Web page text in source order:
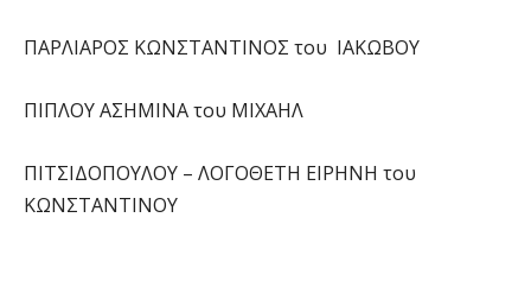
ΠΑΡΛΙΑΡΟΣ ΚΩΝΣΤΑΝΤΙΝΟΣ του ΙΑΚΩΒΟΥ
ΠΙΠΛΟΥ ΑΣΗΜΙΝΑ του ΜΙΧΑΗΛ
ΠΙΤΣΙΔΟΠΟΥΛΟΥ – ΛΟΓΟΘΕΤΗ ΕΙΡΗΝΗ του
ΚΩΝΣΤΑΝΤΙΝΟΥ